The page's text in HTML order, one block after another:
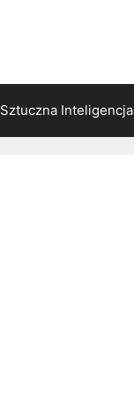
Sztuczna Inteligencja